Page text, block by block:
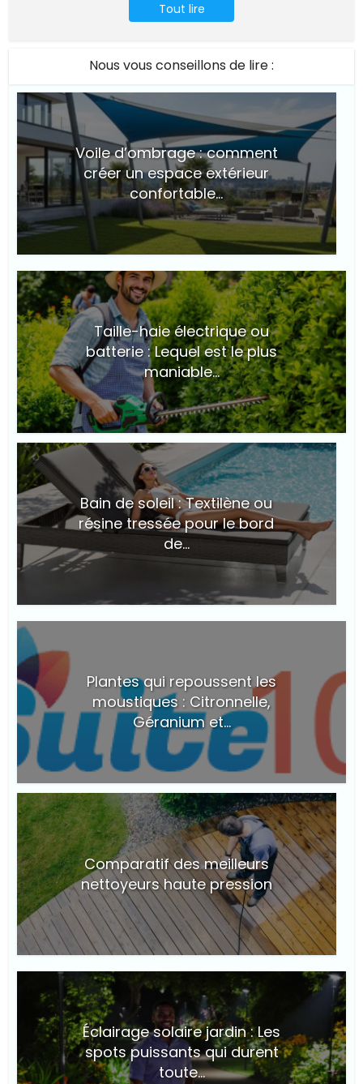
Tout lire
Nous vous conseillons de lire :
Voile d’ombrage : comment
créer un espace extérieur
confortable...
© Suite101
Taille-haie électrique ou
batterie : Lequel est le plus
maniable...
Bain de soleil : Textilène ou
résine tressée pour le bord
de...
Plantes qui repoussent les
moustiques : Citronnelle,
Géranium et...
Comparatif des meilleurs
nettoyeurs haute pression
Éclairage solaire jardin : Les
spots puissants qui durent
toute...